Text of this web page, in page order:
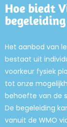
Hoe biedt
Het aanbod van
bestaat uit
voorkeur fysiek
tot onze
behoefte van de
De begeleiding
vanuit de WMO